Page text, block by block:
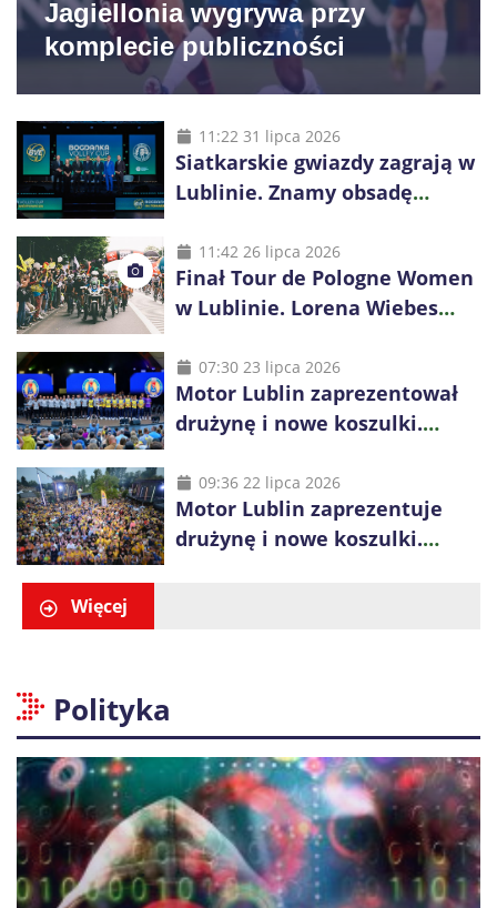
Jagiellonia wygrywa przy
komplecie publiczności
11:22 31 lipca 2026
Siatkarskie gwiazdy zagrają w
Lublinie. Znamy obsadę
11:42 26 lipca 2026
Finał Tour de Pologne Women
w Lublinie. Lorena Wiebes
07:30 23 lipca 2026
Motor Lublin zaprezentował
drużynę i nowe koszulki.
zespół w sezonie 2026/27
09:36 22 lipca 2026
Motor Lublin zaprezentuje
drużynę i nowe koszulki.
Więcej
Polityka